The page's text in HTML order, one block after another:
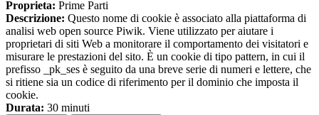
Proprieta: Prime Parti
Descrizione: Questo nome di cookie è associato alla piattaforma di
analisi web open source Piwik. Viene utilizzato per aiutare i
proprietari di siti Web a monitorare il comportamento dei visitatori e
misurare le prestazioni del sito. È un cookie di tipo pattern, in cui il
prefisso _pk_ses è seguito da una breve serie di numeri e lettere, che
si ritiene sia un codice di riferimento per il dominio che imposta il
cookie.
Durata: 30 minuti